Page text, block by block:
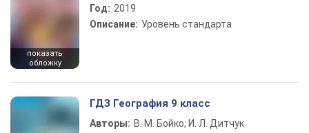
показать
обложку
Год: 2019
Описание: Уровень стандарта
ГДЗ География 9 класс
Авторы: В. М. Бойко, И. Л. Дитчук